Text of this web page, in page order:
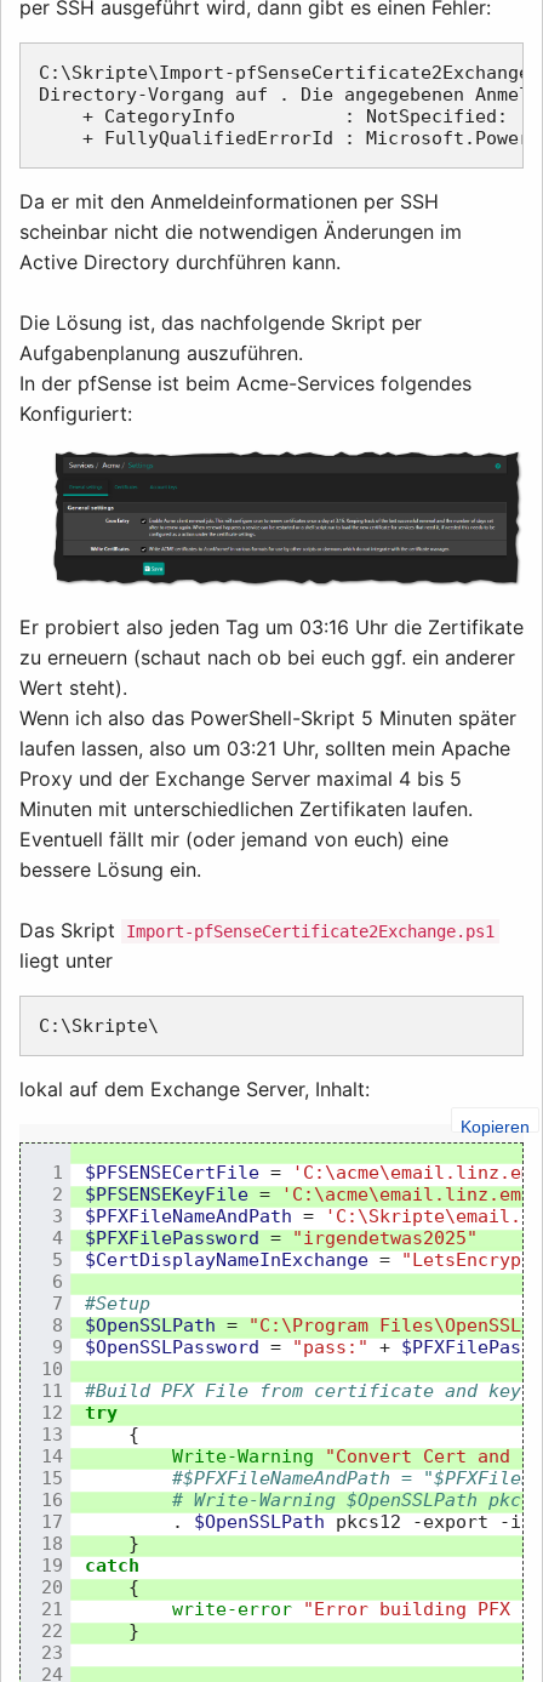
per SSH ausgeführt wird, dann gibt es einen Fehler:
C:\Skripte\Import-
Directory-Vorgang auf . Die angegebenen
+ CategoryInfo          : NotSpecified:
Da er mit den Anmeldeinformationen per SSH
scheinbar nicht die notwendigen Änderungen im
Active Directory durchführen kann.
Die Lösung ist, das nachfolgende Skript per
Aufgabenplanung auszuführen.
In der pfSense ist beim Acme-Services folgendes
Konfiguriert:
Er probiert also jeden Tag um 03:16 Uhr die Zertifikate
zu erneuern (schaut nach ob bei euch ggf. ein anderer
Wert steht).
Wenn ich also das PowerShell-Skript 5 Minuten später
laufen lassen, also um 03:21 Uhr, sollten mein Apache
Proxy und der Exchange Server maximal 4 bis 5
Minuten mit unterschiedlichen Zertifikaten laufen.
Eventuell fällt mir (oder jemand von euch) eine
bessere Lösung ein.
Das Skript Import-pfSenseCertificate2Exchange.ps1
liegt unter
lokal auf dem Exchange Server, Inhalt:
$PFSENSECertFile =
$PFSENSEKeyFile =
$PFXFileNameAndPath =
$PFXFilePassword
=
"irgendetwas2025"
$CertDisplayNameInExchange =
"LetsEncrypt"
#Setup
$OpenSSLPath =
"C:\Program
$OpenSSLPassword
= "pass:" +
#Build PFX File from certificate and key
try
{
Write-Warning
"Convert Cert and
#$PFXFileNameAndPath =
# Write-Warning $OpenSSLPath
.
$OpenSSLPath pkcs12 -export -in
}
catch
{
write-error
"Error building PFX
}
Kopieren